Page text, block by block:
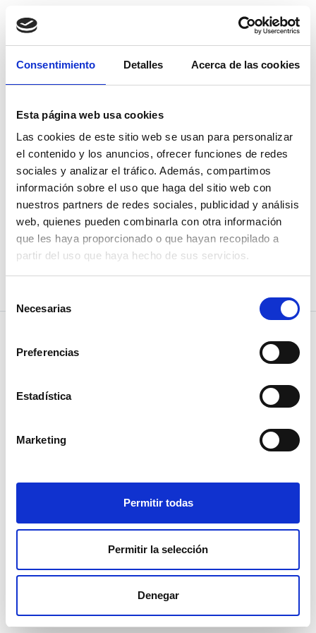
Consentimiento Detalles Acerca de las cookies
Esta página web usa cookies
Las cookies de este sitio web se usan para personalizar
el contenido y los anuncios, ofrecer funciones de redes
sociales y analizar el tráfico. Además, compartimos
información sobre el uso que haga del sitio web con
nuestros partners de redes sociales, publicidad y análisis
web, quienes pueden combinarla con otra información
que les haya proporcionado o que hayan recopilado a
partir del uso que haya hecho de sus servicios.
de Necesarias
Preferencias
Estadística
Marketing
Permitir todas
Permitir la selección
Denegar
Regístrate
Verificar mi cuenta
¿No has recibido el email de verificación? Vuelve a
intentarlo.
No te olvides de revisar la carpeta de spam.
Enviar email de verificación
Política de privacidad
Cookies